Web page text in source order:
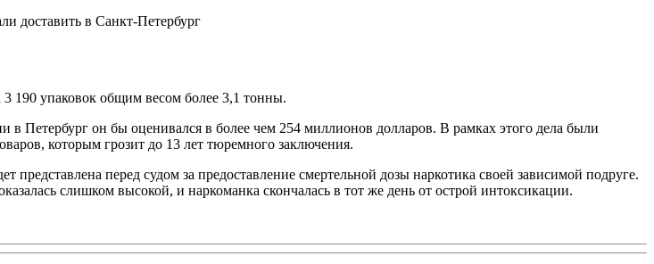
190 упаковок общим весом более 3,1 тонны.
в Петербург он бы оценивался в более чем 254 миллионов долларов. В рамках этого дела были
которым грозит до 13 лет тюремного заключения.
перед судом за предоставление смертельной дозы наркотика своей зависимой подруге.
слишком высокой, и наркоманка скончалась в тот же день от острой интоксикации.